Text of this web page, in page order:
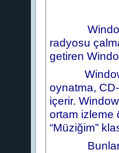
radyosu
getiren
Windows
oynatma,
içerir.
ortam izleme
“Müziğim”
Bunlara ek